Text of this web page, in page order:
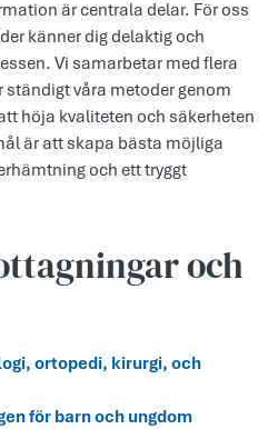
är centrala delar. För oss
känner dig delaktig och
Vi samarbetar med flera
våra metoder genom
höja kvaliteten och säkerheten
är att skapa bästa möjliga
och ett tryggt
och
ortopedi, kirurgi, och
för barn och ungdom